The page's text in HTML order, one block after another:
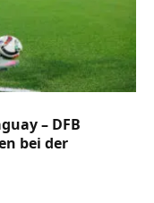
– DFB
bei der